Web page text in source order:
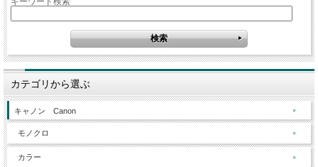
カテゴリから選ぶ
キャノン Canon
モノクロ
カラー